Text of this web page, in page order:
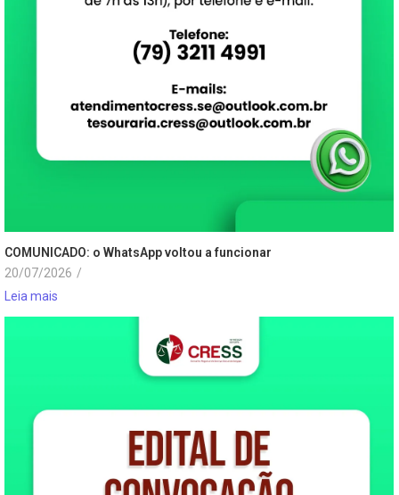
COMUNICADO: o WhatsApp voltou a funcionar
20/07/2026 /
Leia mais